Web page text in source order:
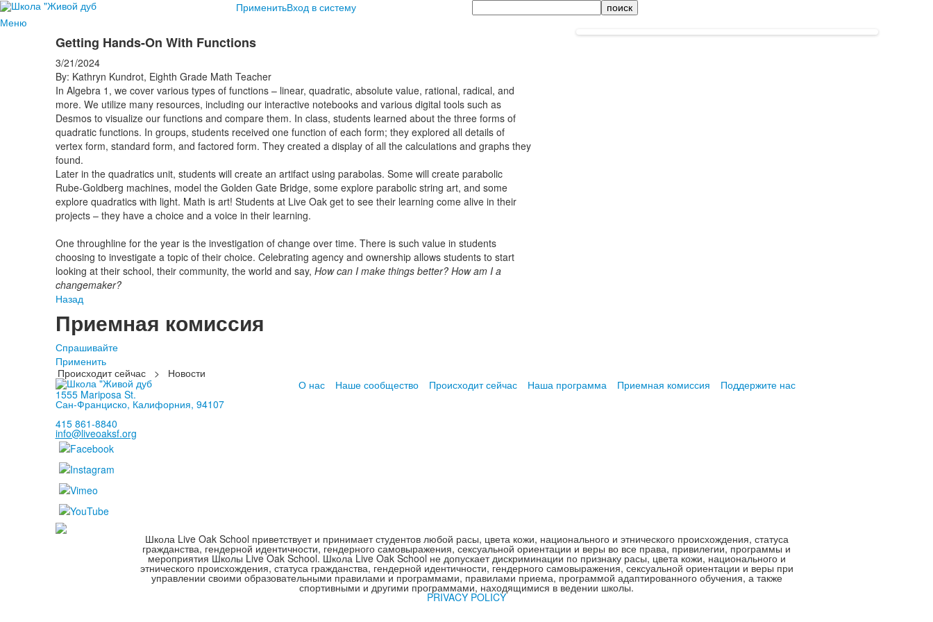
ПрименитьВход в систему
Поиск
Меню
Getting Hands-On With Functions
3/21/2024
By: Kathryn Kundrot, Eighth Grade Math Teacher
In Algebra 1, we cover various types of functions – linear, quadratic, absolute value, rational, radical, and
more. We utilize many resources, including our interactive notebooks and various digital tools such as
Desmos to visualize our functions and compare them. In class, students learned about the three forms of
quadratic functions. In groups, students received one function of each form; they explored all details of
vertex form, standard form, and factored form. They created a display of all the calculations and graphs they
found.
Later in the quadratics unit, students will create an artifact using parabolas. Some will create parabolic
Rube-Goldberg machines, model the Golden Gate Bridge, some explore parabolic string art, and some
explore quadratics with light. Math is art! Students at Live Oak get to see their learning come alive in their
projects – they have a choice and a voice in their learning.
One throughline for the year is the investigation of change over time. There is such value in students
choosing to investigate a topic of their choice. Celebrating agency and ownership allows students to start
looking at their school, their community, the world and say, How can I make things better? How am I a
changemaker?
Назад
Приемная комиссия
Спрашивайте
Применить
Происходит сейчас
>
Новости
1555 Mariposa St.
Сан-Франциско, Калифорния, 94107
415 861-8840
info@liveoaksf.org
О нас Наше сообщество Происходит сейчас Наша программа Приемная комиссия Поддержите нас
Школа Live Oak School приветствует и принимает студентов любой расы, цвета кожи, национального и этнического происхождения, статуса
гражданства, гендерной идентичности, гендерного самовыражения, сексуальной ориентации и веры во все права, привилегии, программы и
мероприятия Школы Live Oak School. Школа Live Oak School не допускает дискриминации по признаку расы, цвета кожи, национального и
этнического происхождения, статуса гражданства, гендерной идентичности, гендерного самовыражения, сексуальной ориентации и веры при
управлении своими образовательными правилами и программами, правилами приема, программой адаптированного обучения, а также
спортивными и другими программами, находящимися в ведении школы.
PRIVACY POLICY